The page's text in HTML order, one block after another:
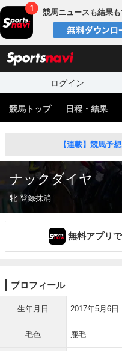
競馬ニュースも結果
ログイン
競馬トップ 日程・結果
【連載】競馬予
ナックダイヤ
牝 登録抹消
無料アプリ
プロフィール
生年月日 2017年5月6日
毛色 鹿毛